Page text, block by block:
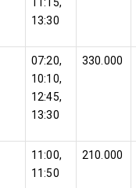
13:30
07:20,
10:10,
12:45,
13:30
330.000
11:00,
11:50
210.000